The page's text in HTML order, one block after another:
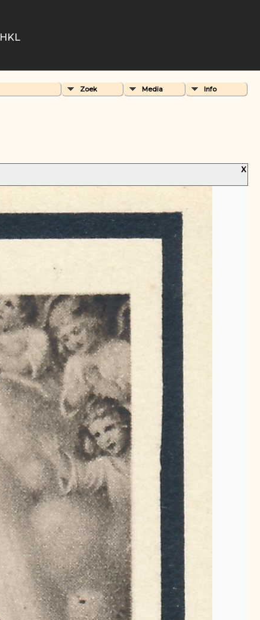
HKL
Zoek Media Info